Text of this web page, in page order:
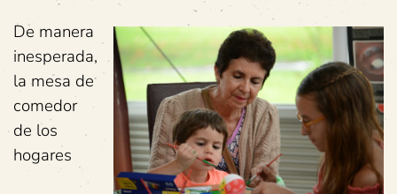
De manera
inesperada,
la mesa de
comedor
de los
hogares